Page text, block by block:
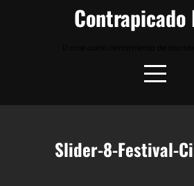
Contrapicado
Slider-8-Festival-